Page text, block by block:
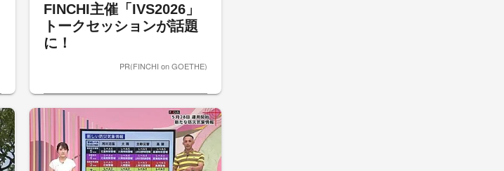
FINCHI主催「IVS2026」
トークセッションが話題
に！
PR(FINCHI on GOETHE)